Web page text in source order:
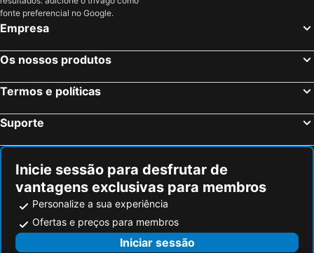
Drobni pijesak
Durmitor
Tucepi beach
Mostar International Airport
Sanctuary of St Michael the Archangel
Mali Ston
Čajkovići
Mosteiro da Ordem dos Frades Menores Franciscanos
Port Cavtat
Stobrec
Ciovo
Trogír Promenade
Cidade Romana de Trogir
Plavi Horizont
Nacionalni Park Durmitor
Mogren Plaza
Rafailovići
fonte preferencial no Google.
Empresa
Os nossos produtos
Termos e políticas
Suporte
Inicie sessão para desfrutar de
vantagens exclusivas para membros
Personalize a sua experiência
Ofertas e preços para membros
Iniciar sessão